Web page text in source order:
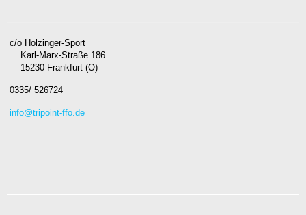
c/o Holzinger-Sport
Karl-Marx-Straße 186
15230 Frankfurt (O)
0335/ 526724
info@tripoint-ffo.de